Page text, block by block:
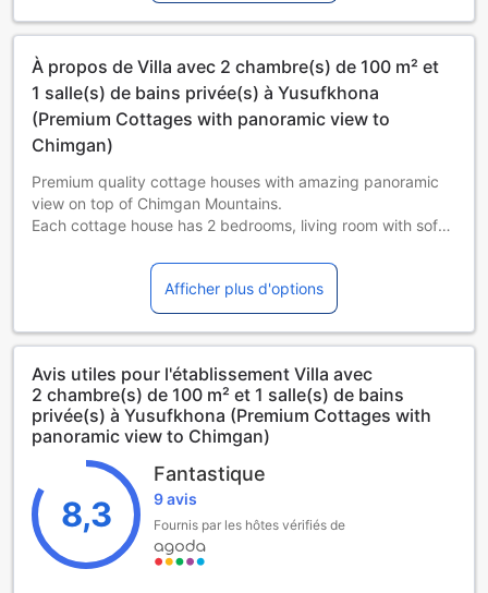
Les lits supplémentaires dépendent de la chambre que
capacité de chaque chambre.
Certains suppléments et des conditions particulières
peuvent s'appliquer si vous réservez plus de 5 chambres
À propos de Villa avec 2 chambre(s) de 100 m² et
1 salle(s) de bains privée(s) à Yusufkhona
(Premium Cottages with panoramic view to
Chimgan)
Premium quality cottage houses with amazing panoramic
view on top of Chimgan Mountains.
Each cottage house has 2 bedrooms, living room with sofa
and outdoor/indoor kitchens, kitchenware and refrigerator.
Also each house is equipped with modern TV and Sound
systems, WiFi and more
Чимган из безрамочных окон, теплые полы и уют домов
сделанных из натуральных материалов
Houses are in A-Frame cabins and detailed indoor with
premium wood and custom made furniture and amazing full
view no frame panoramic windows
Guests are able to access private yard as well as vast
common areas
Afficher plus d'options
Avis utiles pour l'établissement Villa avec
2 chambre(s) de 100 m² et 1 salle(s) de bains
privée(s) à Yusufkhona (Premium Cottages with
panoramic view to Chimgan)
8,3
Fantastique
9 avis
Fournis par les hôtes vérifiés de